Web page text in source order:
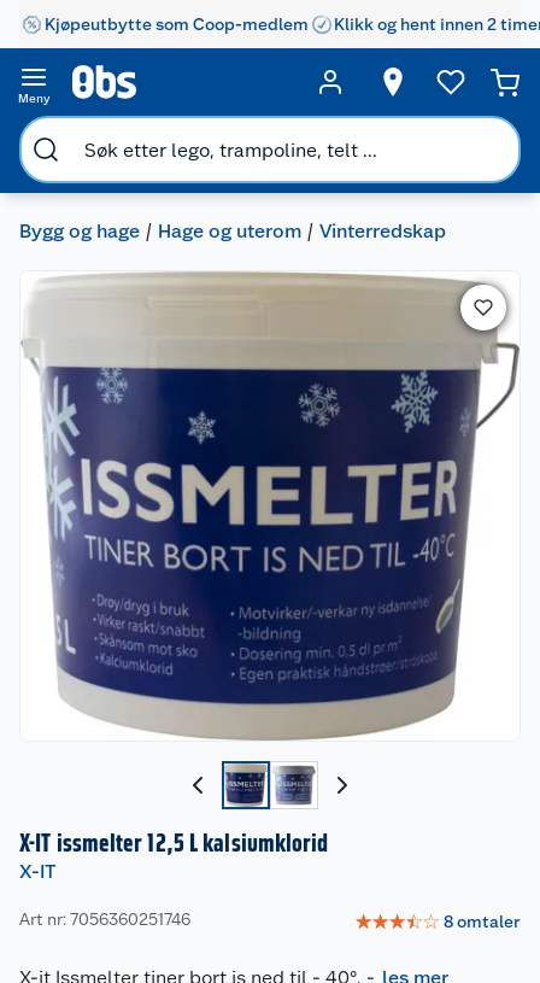
Kjøpeutbytte som Coop-medlem Klikk og hent innen 2
Meny
Bygg og hage Hage og uterom Vinterredskap
X-IT issmelter 12,5 L kalsiumklorid
X-IT
Art nr: 7056360251746 ☆☆☆☆☆ 8omtaler
X-it Issmelter tiner bort is ned til - 40°. - les mer